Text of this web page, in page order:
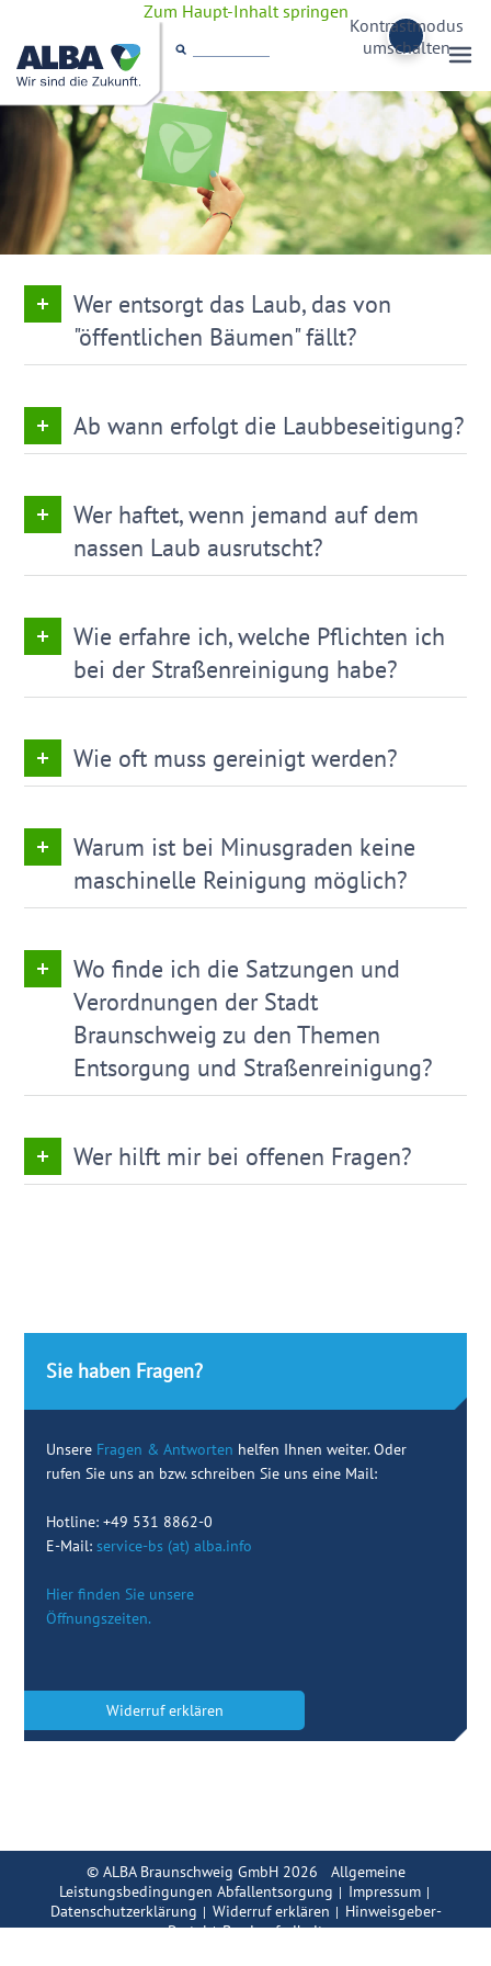
Zum Haupt-Inhalt springen
Kontrastmodus
umschalten
Wer entsorgt das Laub, das von
"öffentlichen Bäumen" fällt?
Ab wann erfolgt die Laubbeseitigung?
Wer haftet, wenn jemand auf dem
nassen Laub ausrutscht?
Wie erfahre ich, welche Pflichten ich
bei der Straßenreinigung habe?
Wie oft muss gereinigt werden?
Warum ist bei Minusgraden keine
maschinelle Reinigung möglich?
Wo finde ich die Satzungen und
Verordnungen der Stadt
Braunschweig zu den Themen
Entsorgung und Straßenreinigung?
Wer hilft mir bei offenen Fragen?
Sie haben Fragen?
Unsere Fragen & Antworten helfen Ihnen weiter. Oder
rufen Sie uns an bzw. schreiben Sie uns eine Mail:
Hotline: +49 531 8862-0
E-Mail:service-bs (at) alba.info
Hier finden Sie unsere
Öffnungszeiten.
Widerruf erklären
© ALBA Braunschweig GmbH 2026 Allgemeine
Leistungsbedingungen Abfallentsorgung | Impressum |
Datenschutzerklärung | Widerruf erklären | Hinweisgeber-
Portal | Barrierefreiheit